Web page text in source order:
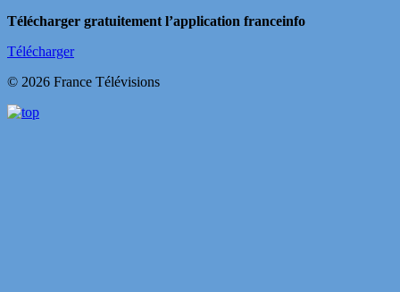
Télécharger gratuitement l’application franceinfo
Télécharger
© 2026 France Télévisions